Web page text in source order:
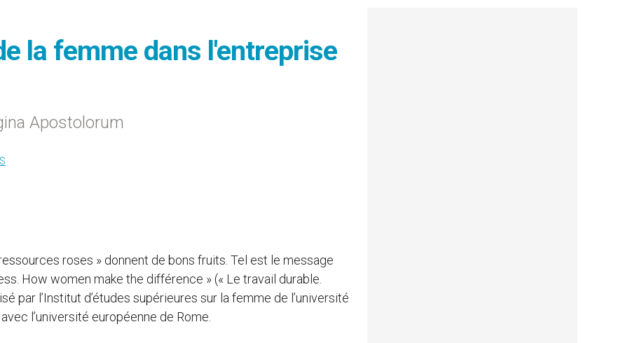
la femme dans l'entreprise
Apostolorum
roses » donnent de bons fruits. Tel est le message
How women make the différence » (« Le travail durable.
par l’Institut d’études supérieures sur la femme de l’université
l’université européenne de Rome.